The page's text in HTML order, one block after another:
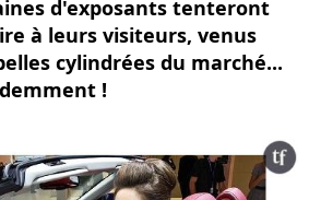
d'exposants tenteront
à leurs visiteurs, venus
cylindrées du marché...
!